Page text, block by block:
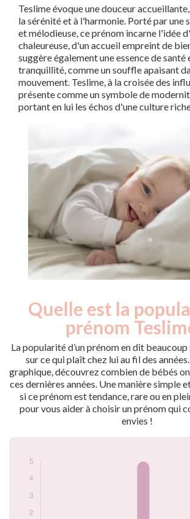
Teslime évoque une douceur
la sérénité et à l'harmonie. Porté par une
et mélodieuse, ce prénom incarne l'idée
chaleureuse, d'un accueil empreint de
suggère également une essence de santé
tranquillité, comme un souffle apaisant
mouvement. Teslime, à la croisée des
présente comme un symbole de
portant en lui les échos d'une culture
Quelle est la
prénom
La popularité d’un prénom en dit
sur ce qui plaît chez lui au fil des
graphique, découvrez combien de bébés
ces dernières années. Une manière simple
si ce prénom est tendance, rare ou en
pour vous aider à choisir un prénom qui
envies !
Popularité du
prénom Teslime
par année
Année
Nouveaux-
nés